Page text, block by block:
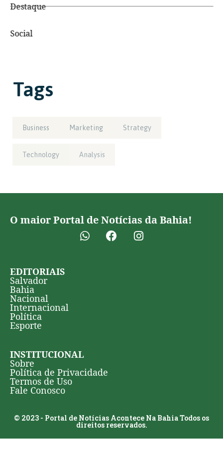
Destaque
Social
Tags
Business Marketing Strategy
Technology Analysis
O maior Portal de Notícias da Bahia!
EDITORIAIS
Salvador
Bahia
Nacional
Internacional
Política
Esporte
INSTITUCIONAL
Sobre
Política de Privacidade
Termos de Uso
Fale Conosco
© 2023 - Portal de Notícias Acontece Na Bahia Todos os
direitos reservados.